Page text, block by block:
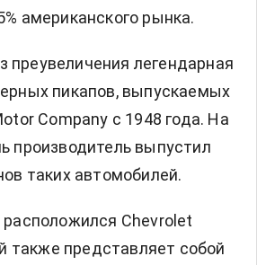
американского рынка.
преувеличения легендарная
пикапов, выпускаемых
Company с 1948 года. На
производитель выпустил
таких автомобилей.
Chevrolet
также представляет собой